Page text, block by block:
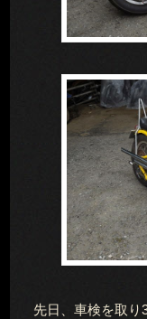
先日、車検を取り